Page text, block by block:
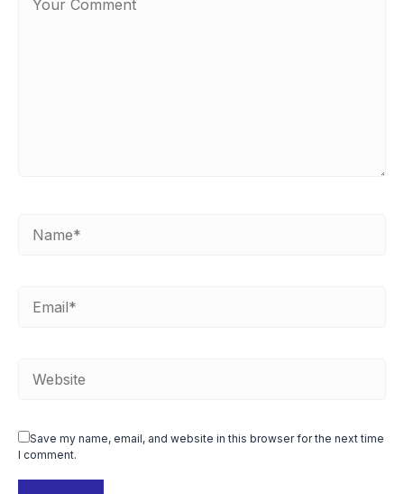
Save my name, email, and website in this browser for the next time
I comment.